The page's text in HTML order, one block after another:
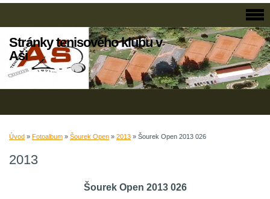
Stránky tenisového klubu v
Aši
Úvod » Fotoalbum » Šourek Open » 2013 » Šourek Open 2013 026
2013
Šourek Open 2013 026